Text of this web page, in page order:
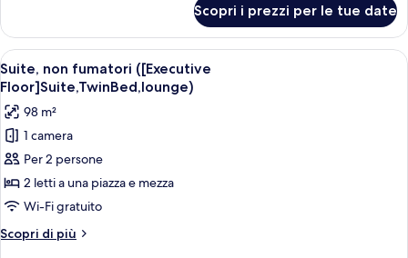
fumatori
(Executive
Floor,lounge
access)
Premier,
letto
king,
fumatori
(Executive
Floor,lounge
access)
Scopri i prezzi per le tue date
Apri
tutte
le
foto
per
Suite,
non
fumatori
([Executive
Floor]Suite,TwinBed,lounge)
Una camera d'albergo con un letto
6
Suite, non fumatori ([Executive
Floor]Suite,TwinBed,lounge)
98 m²
1 camera
Per 2 persone
2 letti a una piazza e mezza
Wi-Fi gratuito
Scopri di più
Altri